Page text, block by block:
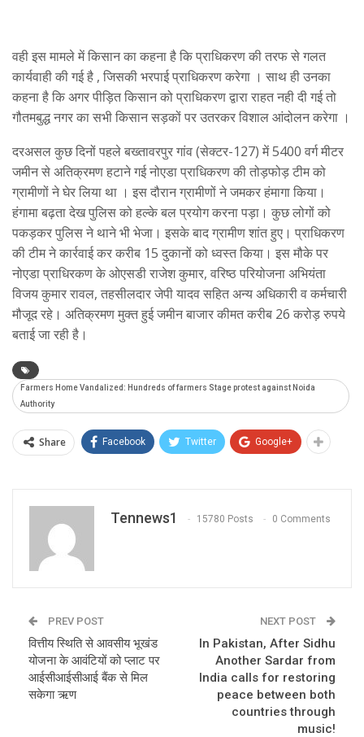
वही इस मामले में किसान का कहना है कि प्राधिकरण की तरफ से गलत
कार्यवाही की गई है , जिसकी भरपाई प्राधिकरण करेगा । साथ ही उनका
कहना है कि अगर पीड़ित किसान को प्राधिकरण द्वारा राहत नही दी गई तो
गौतमबुद्ध नगर का सभी किसान सड़कों पर उतरकर विशाल आंदोलन करेगा ।
दरअसल कुछ दिनों पहले बख्तावरपुर गांव (सेक्टर-127) में 5400 वर्ग मीटर
जमीन से अतिक्रमण हटाने गई नोएडा प्राधिकरण की तोड़फोड़ टीम को
ग्रामीणों ने घेर लिया था । इस दौरान ग्रामीणों ने जमकर हंमागा किया।
हंगामा बढ़ता देख पुलिस को हल्के बल प्रयोग करना पड़ा। कुछ लोगों को
पकड़कर पुलिस ने थाने भी भेजा। इसके बाद ग्रामीण शांत हुए। प्राधिकरण
की टीम ने कार्रवाई कर करीब 15 दुकानों को ध्वस्त किया। इस मौके पर
नोएडा प्राधिरकण के ओएसडी राजेश कुमार, वरिष्ठ परियोजना अभियंता
विजय कुमार रावल, तहसीलदार जेपी यादव सहित अन्य अधिकारी व कर्मचारी
मौजूद रहे। अतिक्रमण मुक्त हुई जमीन बाजार कीमत करीब 26 करोड़ रुपये
बताई जा रही है।
Farmers Home Vandalized: Hundreds of farmers Stage protest against Noida
Authority
Share Facebook Twitter Google+
Tennews1 15780 Posts 0 Comments
PREV POST
वित्तीय स्थिति से आवसीय भूखंड
योजना के आवंटियों को प्लाट पर
आईसीआईसीआई बैंक से मिल
सकेगा ऋण
NEXT POST
In Pakistan, After Sidhu
Another Sardar from
India calls for restoring
peace between both
countries through
music!